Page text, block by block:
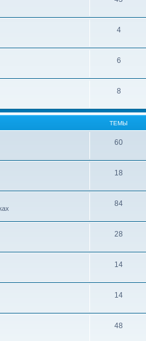
4
6
8
ТЕМЫ
60
18
84
28
14
14
48